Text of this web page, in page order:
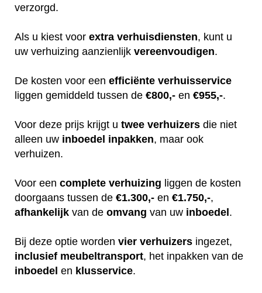
verzorgd.
Als u kiest voor extra verhuisdiensten, kunt u
uw verhuizing aanzienlijk vereenvoudigen.
De kosten voor een efficiënte verhuisservice
liggen gemiddeld tussen de €800,- en €955,-.
Voor deze prijs krijgt u twee verhuizers die niet
alleen uw inboedel inpakken, maar ook
verhuizen.
Voor een complete verhuizing liggen de kosten
doorgaans tussen de €1.300,- en €1.750,-,
afhankelijk van de omvang van uw inboedel .
Bij deze optie worden vier verhuizers ingezet,
inclusief meubeltransport, het inpakken van de
inboedel en klusservice.